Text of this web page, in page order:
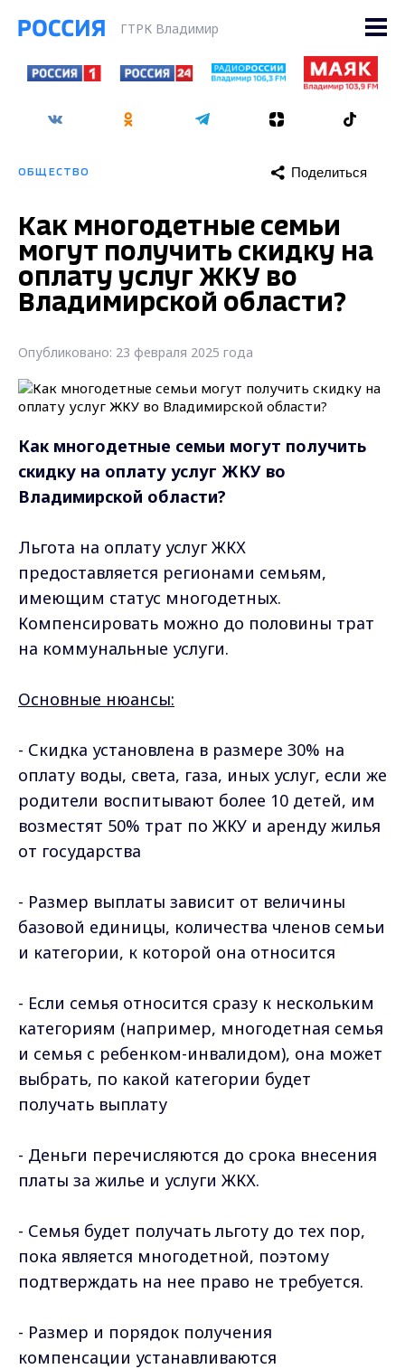
ГТРК Владимир
ОБЩЕСТВО Поделиться
Как многодетные семьи
могут получить скидку на
оплату услуг ЖКУ во
Владимирской области?
Опубликовано: 23 февраля 2025 года
Как многодетные семьи могут получить
скидку на оплату услуг ЖКУ во
Владимирской области?
Льгота на оплату услуг ЖКХ
предоставляется регионами семьям,
имеющим статус многодетных.
Компенсировать можно до половины трат
на коммунальные услуги.
Основные нюансы:
- Скидка установлена в размере 30% на
оплату воды, света, газа, иных услуг, если же
родители воспитывают более 10 детей, им
возместят 50% трат по ЖКУ и аренду жилья
от государства
- Размер выплаты зависит от величины
базовой единицы, количества членов семьи
и категории, к которой она относится
- Если семья относится сразу к нескольким
категориям (например, многодетная семья
и семья с ребенком-инвалидом), она может
выбрать, по какой категории будет
получать выплату
- Деньги перечисляются до срока внесения
платы за жилье и услуги ЖКХ.
- Семья будет получать льготу до тех пор,
пока является многодетной, поэтому
подтверждать на нее право не требуется.
- Размер и порядок получения
компенсации устанавливаются